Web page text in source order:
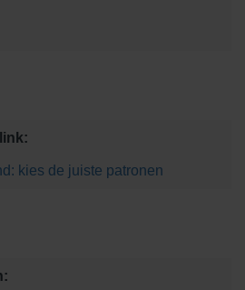
kies de juiste patronen